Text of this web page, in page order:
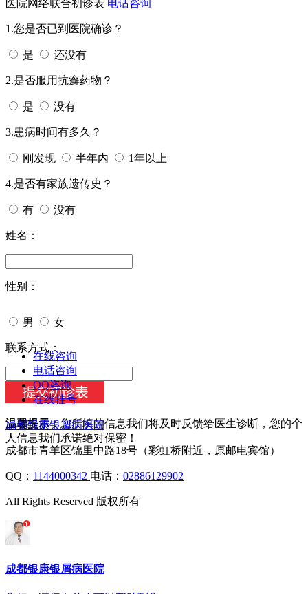
医院网络联合初诊表 电话咨询
1.您是否已到医院确诊？
是 还没有
2.是否服用抗癣药物？
是 没有
3.患病时间有多久？
刚发现 半年内 1年以上
4.是否有家族遗传史？
有 没有
姓名：
性别：
男 女
今天日期：
联系方式：
温馨提示：您所填的信息我们将及时反馈给医生诊断，您的个
人信息我们承诺绝对保密！
在线咨询
电话咨询
QQ咨询
在线挂号
成都银康银屑病医院
成都市青羊区锦里中路18号（彩虹桥附近，原邮电宾馆）
QQ： 1144000342 电话： 02886129902
All Rights Reserved 版权所有
成都银康银屑病医院